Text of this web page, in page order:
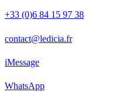
+33 (0)6 84 15 97 38
contact@ledicia.fr
iMessage
WhatsApp